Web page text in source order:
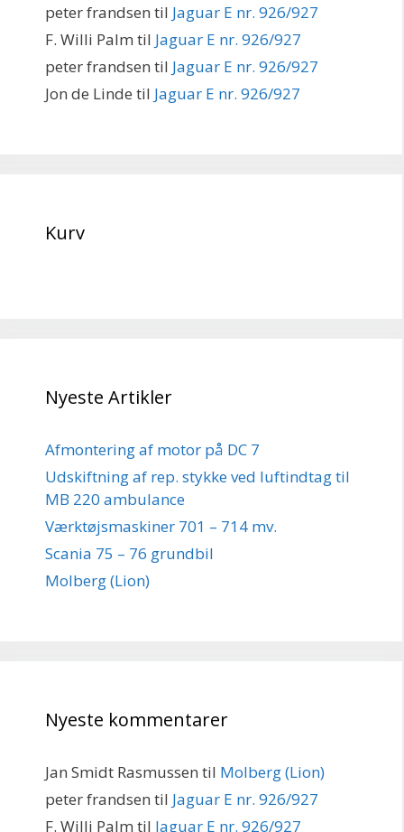
peter frandsen til Jaguar E nr. 926/927
F. Willi Palm til Jaguar E nr. 926/927
peter frandsen til Jaguar E nr. 926/927
Jon de Linde til Jaguar E nr. 926/927
Kurv
Nyeste Artikler
Afmontering af motor på DC 7
Udskiftning af rep. stykke ved luftindtag til
MB 220 ambulance
Værktøjsmaskiner 701 – 714 mv.
Scania 75 – 76 grundbil
Molberg (Lion)
Nyeste kommentarer
Jan Smidt Rasmussen til Molberg (Lion)
peter frandsen til Jaguar E nr. 926/927
F. Willi Palm til Jaguar E nr. 926/927